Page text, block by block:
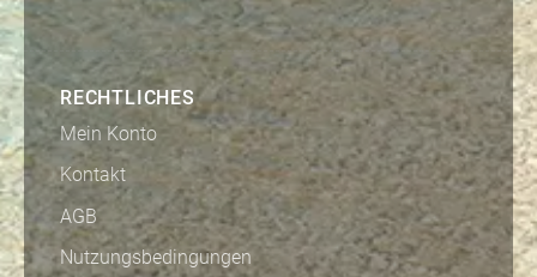
RECHTLICHES
Mein Konto
Kontakt
AGB
Nutzungsbedingungen